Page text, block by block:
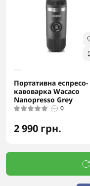
Портативна еспресо-
кавоварка Wacaco
Nanopresso Grey
0
2 990 грн.